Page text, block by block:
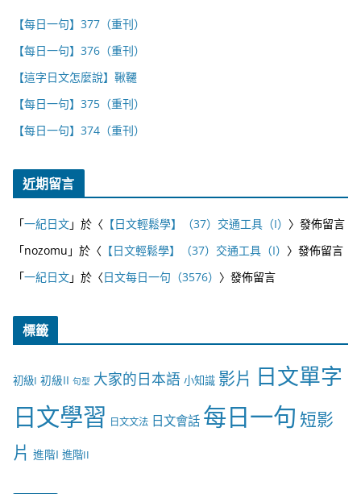
【每日一句】377（重刊）
【每日一句】376（重刊）
【這字日文怎麼說】鞦韆
【每日一句】375（重刊）
【每日一句】374（重刊）
近期留言
「一紀日文」於〈 【日文輕鬆學】（37）交通工具（I） 〉發佈留言
「nozomu 」於〈 【日文輕鬆學】（37）交通工具（I） 〉發佈留言
「一紀日文」於〈日文每日一句（3576） 〉發佈留言
標籤
初級I 初級II 句型 大家的日本語 小知識 影片 日文單字
日文學習 日文文法 日文會話 每日一句 短影
片 進階I 進階II